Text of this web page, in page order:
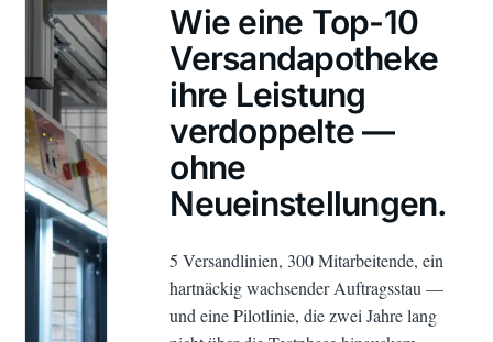
Wie eine Top-10
Versandapotheke
ihre Leistung
verdoppelte —
ohne
Neueinstellungen.
5 Versandlinien, 300 Mitarbeitende, ein
hartnäckig wachsender Auftragsstau —
und eine Pilotlinie, die zwei Jahre lang